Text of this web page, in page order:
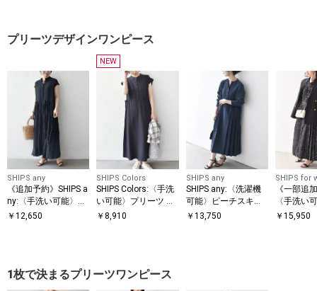
プリーツデザインワンピース
SHIPS any
《追加予約》SHIPS a
ny:〈手洗い可能〉ド
ット バンドカラー フ
￥ 12,650
NEW
SHIPS Colors
SHIPS Colors:〈手洗
い可能〉プリーツ デ
ザイン シャツ ワンピ
￥8,910
SHIPS any
SHIPS any:〈洗濯機
可能〉ピーチスキン
サイド プリーツ バン
￥ 13,750
SHIPS for
《一部追
〈手洗い
ト / 花柄
￥15,950
1枚で決まるプリーツワンピース